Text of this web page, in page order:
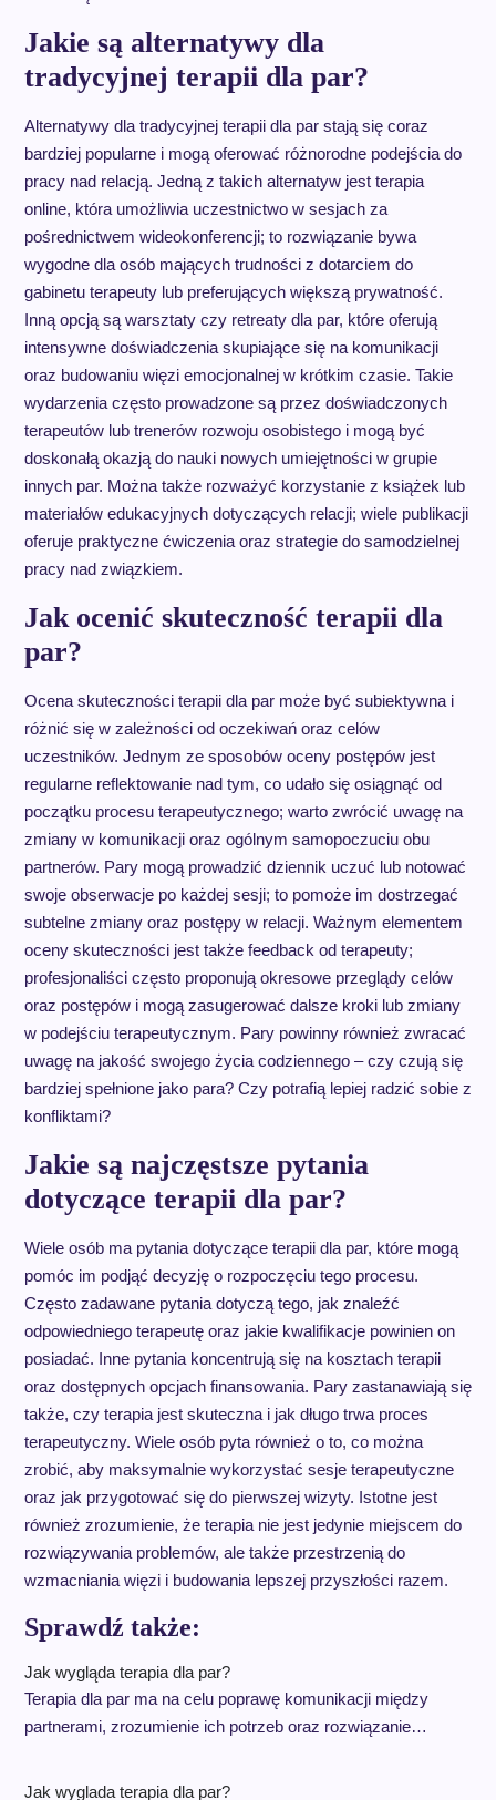
Jakie są alternatywy dla
tradycyjnej terapii dla par?
Alternatywy dla tradycyjnej terapii dla par stają się coraz
bardziej popularne i mogą oferować różnorodne podejścia do
pracy nad relacją. Jedną z takich alternatyw jest terapia
online, która umożliwia uczestnictwo w sesjach za
pośrednictwem wideokonferencji; to rozwiązanie bywa
wygodne dla osób mających trudności z dotarciem do
gabinetu terapeuty lub preferujących większą prywatność.
Inną opcją są warsztaty czy retreaty dla par, które oferują
intensywne doświadczenia skupiające się na komunikacji
oraz budowaniu więzi emocjonalnej w krótkim czasie. Takie
wydarzenia często prowadzone są przez doświadczonych
terapeutów lub trenerów rozwoju osobistego i mogą być
doskonałą okazją do nauki nowych umiejętności w grupie
innych par. Można także rozważyć korzystanie z książek lub
materiałów edukacyjnych dotyczących relacji; wiele publikacji
oferuje praktyczne ćwiczenia oraz strategie do samodzielnej
pracy nad związkiem.
Jak ocenić skuteczność terapii dla
par?
Ocena skuteczności terapii dla par może być subiektywna i
różnić się w zależności od oczekiwań oraz celów
uczestników. Jednym ze sposobów oceny postępów jest
regularne reflektowanie nad tym, co udało się osiągnąć od
początku procesu terapeutycznego; warto zwrócić uwagę na
zmiany w komunikacji oraz ogólnym samopoczuciu obu
partnerów. Pary mogą prowadzić dziennik uczuć lub notować
swoje obserwacje po każdej sesji; to pomoże im dostrzegać
subtelne zmiany oraz postępy w relacji. Ważnym elementem
oceny skuteczności jest także feedback od terapeuty;
profesjonaliści często proponują okresowe przeglądy celów
oraz postępów i mogą zasugerować dalsze kroki lub zmiany
w podejściu terapeutycznym. Pary powinny również zwracać
uwagę na jakość swojego życia codziennego – czy czują się
bardziej spełnione jako para? Czy potrafią lepiej radzić sobie z
konfliktami?
Jakie są najczęstsze pytania
dotyczące terapii dla par?
Wiele osób ma pytania dotyczące terapii dla par, które mogą
pomóc im podjąć decyzję o rozpoczęciu tego procesu.
Często zadawane pytania dotyczą tego, jak znaleźć
odpowiedniego terapeutę oraz jakie kwalifikacje powinien on
posiadać. Inne pytania koncentrują się na kosztach terapii
oraz dostępnych opcjach finansowania. Pary zastanawiają się
także, czy terapia jest skuteczna i jak długo trwa proces
terapeutyczny. Wiele osób pyta również o to, co można
zrobić, aby maksymalnie wykorzystać sesje terapeutyczne
oraz jak przygotować się do pierwszej wizyty. Istotne jest
również zrozumienie, że terapia nie jest jedynie miejscem do
rozwiązywania problemów, ale także przestrzenią do
wzmacniania więzi i budowania lepszej przyszłości razem.
Sprawdź także:
Jak wygląda terapia dla par?
Terapia dla par ma na celu poprawę komunikacji między
partnerami, zrozumienie ich potrzeb oraz rozwiązanie…
Jak wyglada terapia dla par?